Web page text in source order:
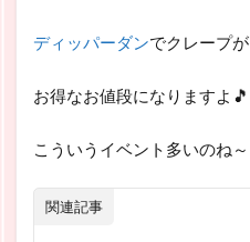
ディッパーダンでクレープが
お得なお値段になりますよ🎵
こういうイベント多いのね～
関連記事